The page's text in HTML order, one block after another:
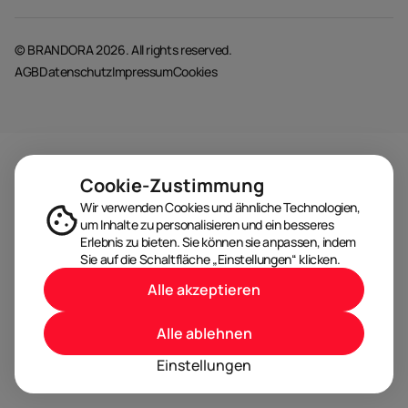
© BRANDORA 2026. All rights reserved.
AGBDatenschutzImpressumCookies
Cookie-Zustimmung
Wir verwenden Cookies und ähnliche Technologien,
um Inhalte zu personalisieren und ein besseres
Erlebnis zu bieten. Sie können sie anpassen, indem
Sie auf die Schaltfläche „Einstellungen“ klicken.
Einstellungen
Alle ablehnen
Alle akzeptieren